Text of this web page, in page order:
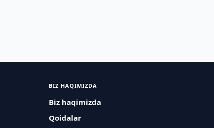
BIZ HAQIMIZDA
Biz haqimizda
Qoidalar